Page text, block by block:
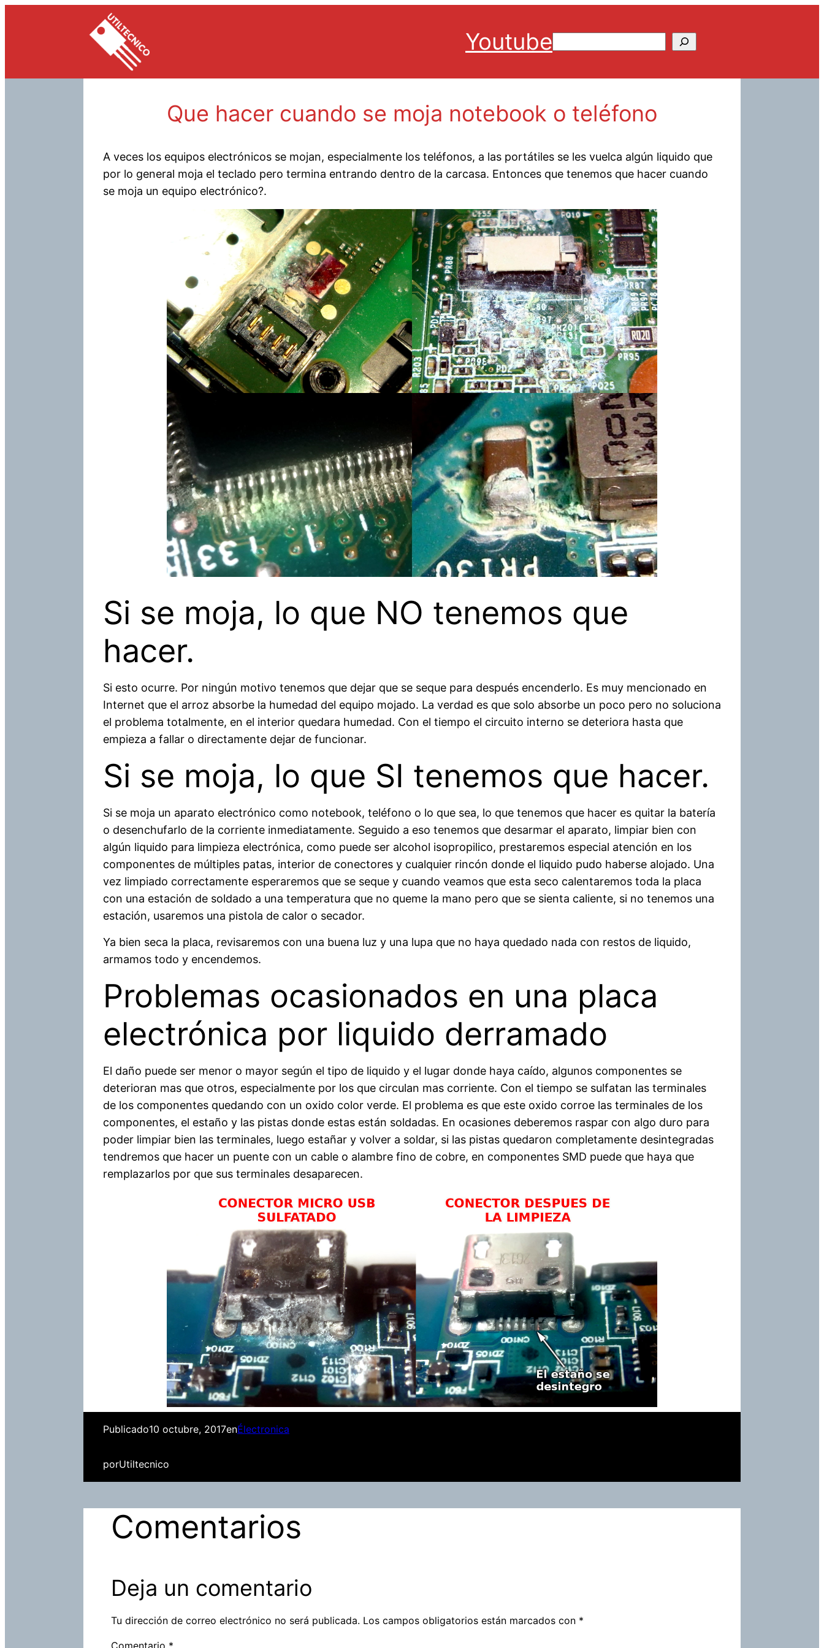
YoutubeBuscar
Que hacer cuando se moja notebook o teléfono
A veces los equipos electrónicos se mojan, especialmente los teléfonos, a las portátiles se les vuelca algún liquido que
por lo general moja el teclado pero termina entrando dentro de la carcasa. Entonces que tenemos que hacer cuando
se moja un equipo electrónico?.
Si se moja, lo que NO tenemos que
hacer.
Si esto ocurre. Por ningún motivo tenemos que dejar que se seque para después encenderlo. Es muy mencionado en
Internet que el arroz absorbe la humedad del equipo mojado. La verdad es que solo absorbe un poco pero no soluciona
el problema totalmente, en el interior quedara humedad. Con el tiempo el circuito interno se deteriora hasta que
empieza a fallar o directamente dejar de funcionar.
Si se moja, lo que SI tenemos que hacer.
Si se moja un aparato electrónico como notebook, teléfono o lo que sea, lo que tenemos que hacer es quitar la batería
o desenchufarlo de la corriente inmediatamente. Seguido a eso tenemos que desarmar el aparato, limpiar bien con
algún liquido para limpieza electrónica, como puede ser alcohol isopropilico, prestaremos especial atención en los
componentes de múltiples patas, interior de conectores y cualquier rincón donde el liquido pudo haberse alojado. Una
vez limpiado correctamente esperaremos que se seque y cuando veamos que esta seco calentaremos toda la placa
con una estación de soldado a una temperatura que no queme la mano pero que se sienta caliente, si no tenemos una
estación, usaremos una pistola de calor o secador.
Ya bien seca la placa, revisaremos con una buena luz y una lupa que no haya quedado nada con restos de liquido,
armamos todo y encendemos.
Problemas ocasionados en una placa
electrónica por liquido derramado
El daño puede ser menor o mayor según el tipo de liquido y el lugar donde haya caído, algunos componentes se
deterioran mas que otros, especialmente por los que circulan mas corriente. Con el tiempo se sulfatan las terminales
de los componentes quedando con un oxido color verde. El problema es que este oxido corroe las terminales de los
componentes, el estaño y las pistas donde estas están soldadas. En ocasiones deberemos raspar con algo duro para
poder limpiar bien las terminales, luego estañar y volver a soldar, si las pistas quedaron completamente desintegradas
tendremos que hacer un puente con un cable o alambre fino de cobre, en componentes SMD puede que haya que
remplazarlos por que sus terminales desaparecen.
Publicado10 octubre, 2017enÉlectronica
porUtiltecnico
Comentarios
Deja un comentario
Tu dirección de correo electrónico no será publicada. Los campos obligatorios están marcados con *